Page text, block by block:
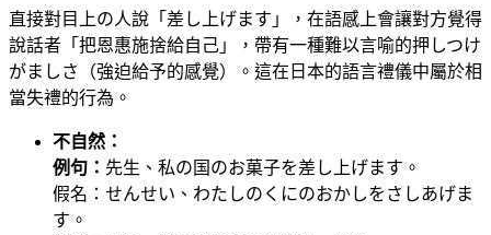
直接對目上の人說「差し上げます」，在語感上會讓對方覺得
說話者「把恩惠施捨給自己」，帶有一種難以言喻的押しつけ
がましさ（強迫給予的感覺）。這在日本的語言禮儀中屬於相
當失禮的行為。
不自然：
例句： 先生、私の国のお菓子を差し上げます。
假名：せんせい、わたしのくにのおかしをさしあげま
す。